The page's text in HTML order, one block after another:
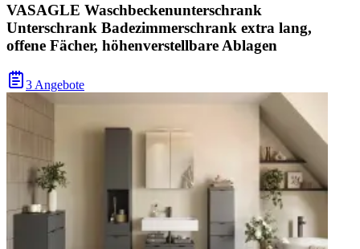
VASAGLE Waschbeckenunterschrank
Unterschrank Badezimmerschrank extra lang,
offene Fächer, höhenverstellbare Ablagen
3 Angebote